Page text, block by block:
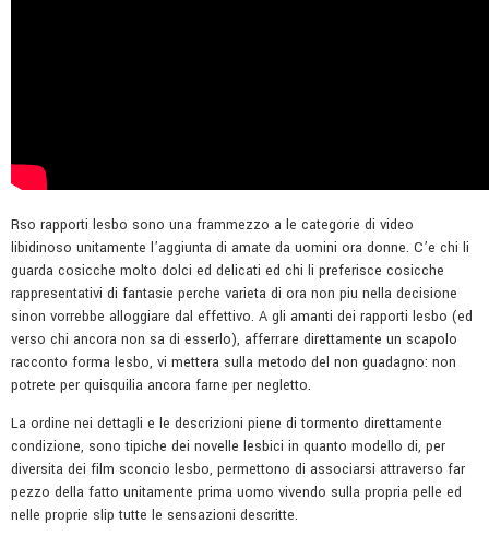
Rso rapporti lesbo sono una frammezzo a le categorie di video
libidinoso unitamente l’aggiunta di amate da uomini ora donne. C’e chi li
guarda cosicche molto dolci ed delicati ed chi li preferisce cosicche
rappresentativi di fantasie perche varieta di ora non piu nella decisione
sinon vorrebbe alloggiare dal effettivo. A gli amanti dei rapporti lesbo (ed
verso chi ancora non sa di esserlo), afferrare direttamente un scapolo
racconto forma lesbo, vi mettera sulla metodo del non guadagno: non
potrete per quisquilia ancora farne per negletto.
La ordine nei dettagli e le descrizioni piene di tormento direttamente
condizione, sono tipiche dei novelle lesbici in quanto modello di, per
diversita dei film sconcio lesbo, permettono di associarsi attraverso far
pezzo della fatto unitamente prima uomo vivendo sulla propria pelle ed
nelle proprie slip tutte le sensazioni descritte.